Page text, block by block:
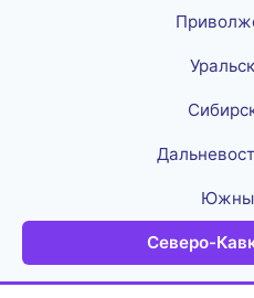
Северо-